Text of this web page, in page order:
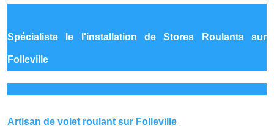
Spécialiste le l'installation de Stores Roulants sur
Folleville
Artisan de volet roulant sur Folleville